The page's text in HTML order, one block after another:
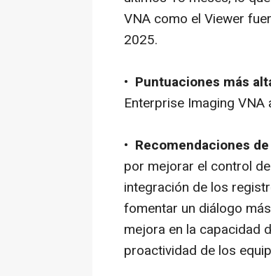
VNA como el Viewer
2025.
• Puntuaciones más
Enterprise Imaging
• Recomendaciones
por mejorar el control
integración de los
fomentar un diálogo
mejora en la capacidad
proactividad de los